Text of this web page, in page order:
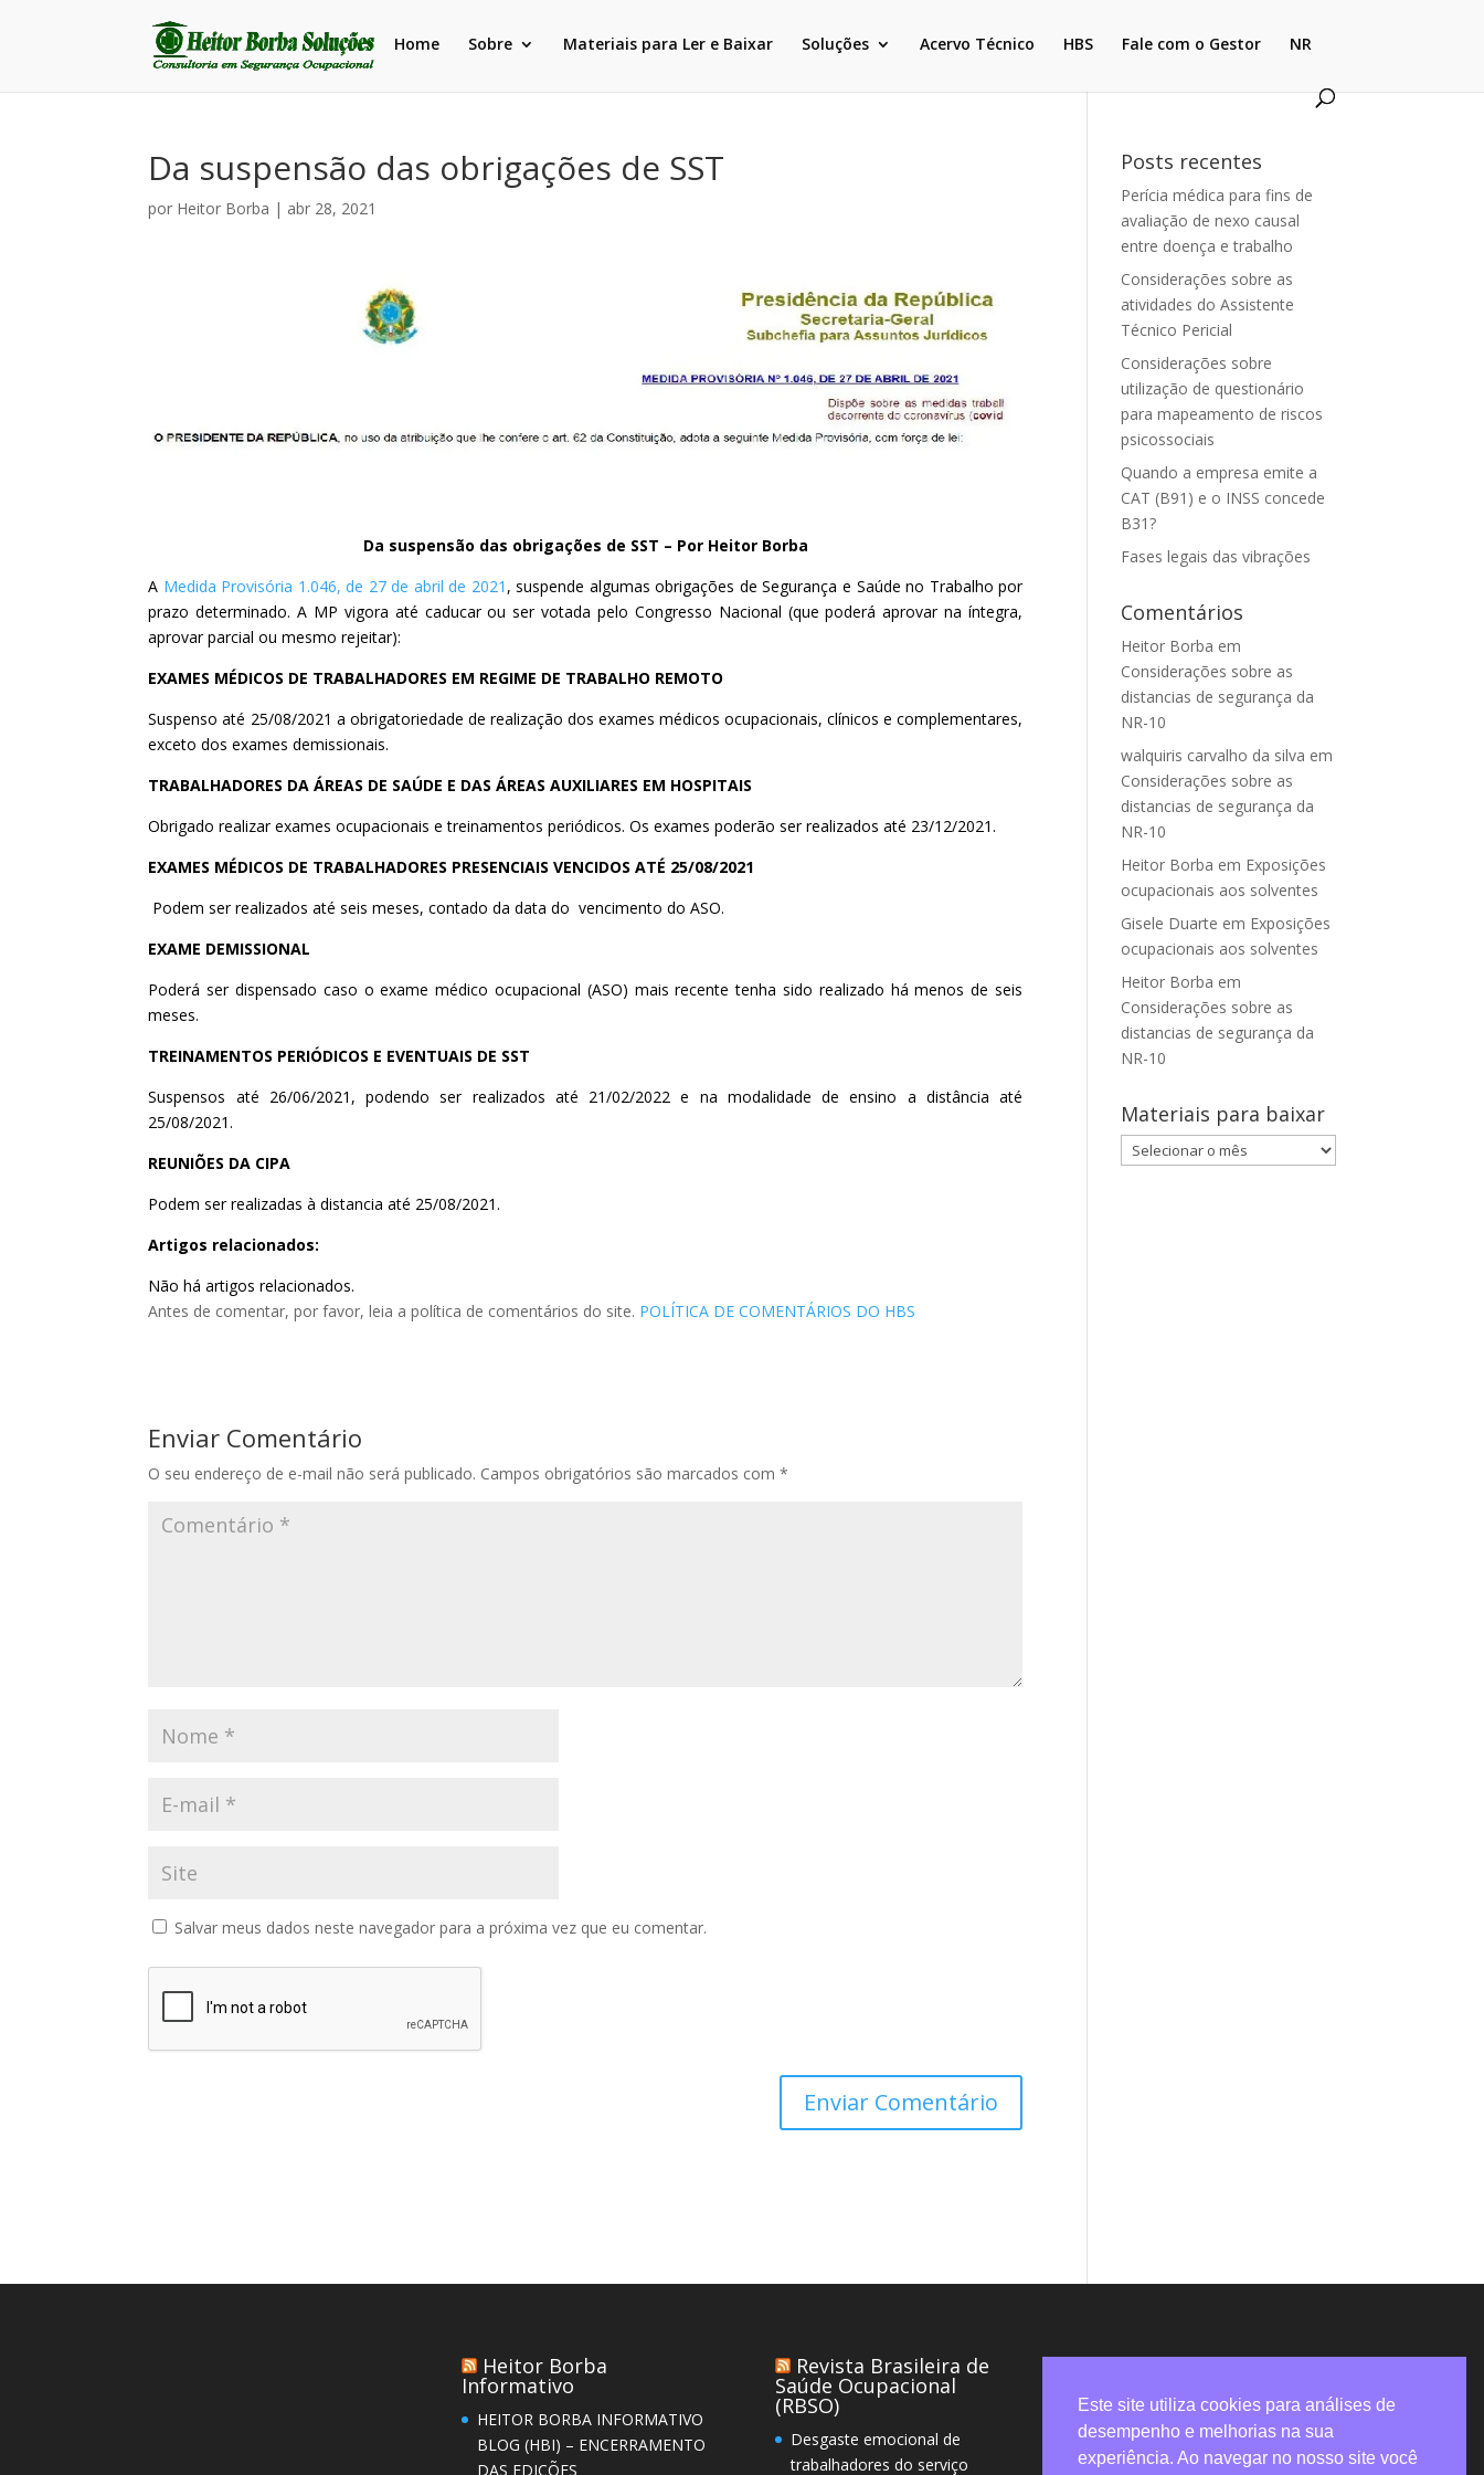
Home Sobre Materiais para Ler e Baixar Soluções Acervo Técnico HBS Fale com o Gestor NR
Da suspensão das obrigações de SST
por Heitor Borba | abr 28, 2021
Da suspensão das obrigações de SST – Por Heitor Borba
A Medida Provisória 1.046, de 27 de abril de 2021 , suspende algumas obrigações de Segurança e Saúde no Trabalho por
prazo determinado. A MP vigora até caducar ou ser votada pelo Congresso Nacional (que poderá aprovar na íntegra,
aprovar parcial ou mesmo rejeitar):
EXAMES MÉDICOS DE TRABALHADORES EM REGIME DE TRABALHO REMOTO
Suspenso até 25/08/2021 a obrigatoriedade de realização dos exames médicos ocupacionais, clínicos e complementares,
exceto dos exames demissionais.
TRABALHADORES DA ÁREAS DE SAÚDE E DAS ÁREAS AUXILIARES EM HOSPITAIS
Obrigado realizar exames ocupacionais e treinamentos periódicos. Os exames poderão ser realizados até 23/12/2021.
EXAMES MÉDICOS DE TRABALHADORES PRESENCIAIS VENCIDOS ATÉ 25/08/2021
Podem ser realizados até seis meses, contado da data do vencimento do ASO.
EXAME DEMISSIONAL
Poderá ser dispensado caso o exame médico ocupacional (ASO) mais recente tenha sido realizado há menos de seis
meses.
TREINAMENTOS PERIÓDICOS E EVENTUAIS DE SST
Suspensos até 26/06/2021, podendo ser realizados até 21/02/2022 e na modalidade de ensino a distância até
25/08/2021.
REUNIÕES DA CIPA
Podem ser realizadas à distancia até 25/08/2021.
Artigos relacionados:
Não há artigos relacionados.
Antes de comentar, por favor, leia a política de comentários do site. POLÍTICA DE COMENTÁRIOS DO HBS
Enviar Comentário
O seu endereço de e-mail não será publicado. Campos obrigatórios são marcados com*
Salvar meus dados neste navegador para a próxima vez que eu comentar.
Posts recentes
Perícia médica para fins de
avaliação de nexo causal
entre doença e trabalho
Considerações sobre as
atividades do Assistente
Técnico Pericial
Considerações sobre
utilização de questionário
para mapeamento de riscos
psicossociais
Quando a empresa emite a
CAT (B91) e o INSS concede
B31?
Fases legais das vibrações
Comentários
Heitor Borba em
Considerações sobre as
distancias de segurança da
NR-10
walquiris carvalho da silva em
Considerações sobre as
distancias de segurança da
NR-10
Heitor Borba em Exposições
ocupacionais aos solventes
Gisele Duarte em Exposições
ocupacionais aos solventes
Heitor Borba em
Considerações sobre as
distancias de segurança da
NR-10
Materiais para baixar
Materiais
para
Heitor Borba
Informativo
HEITOR BORBA INFORMATIVO
BLOG (HBI) – ENCERRAMENTO
DAS EDIÇÕES
Revista Brasileira de
Saúde Ocupacional
(RBSO)
Desgaste emocional de
trabalhadores do serviço
Este site utiliza cookies para análises de
desempenho e melhorias na sua
experiência. Ao navegar no nosso site você